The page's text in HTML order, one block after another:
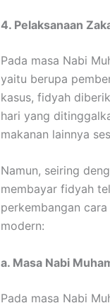
4. Pelaksanaan
Pada masa Nabi
yaitu berupa
kasus, fidyah
hari yang
makanan lainnya
Namun, seiring
membayar fidyah
perkembangan
modern:
a. Masa Nabi
Pada masa Nabi